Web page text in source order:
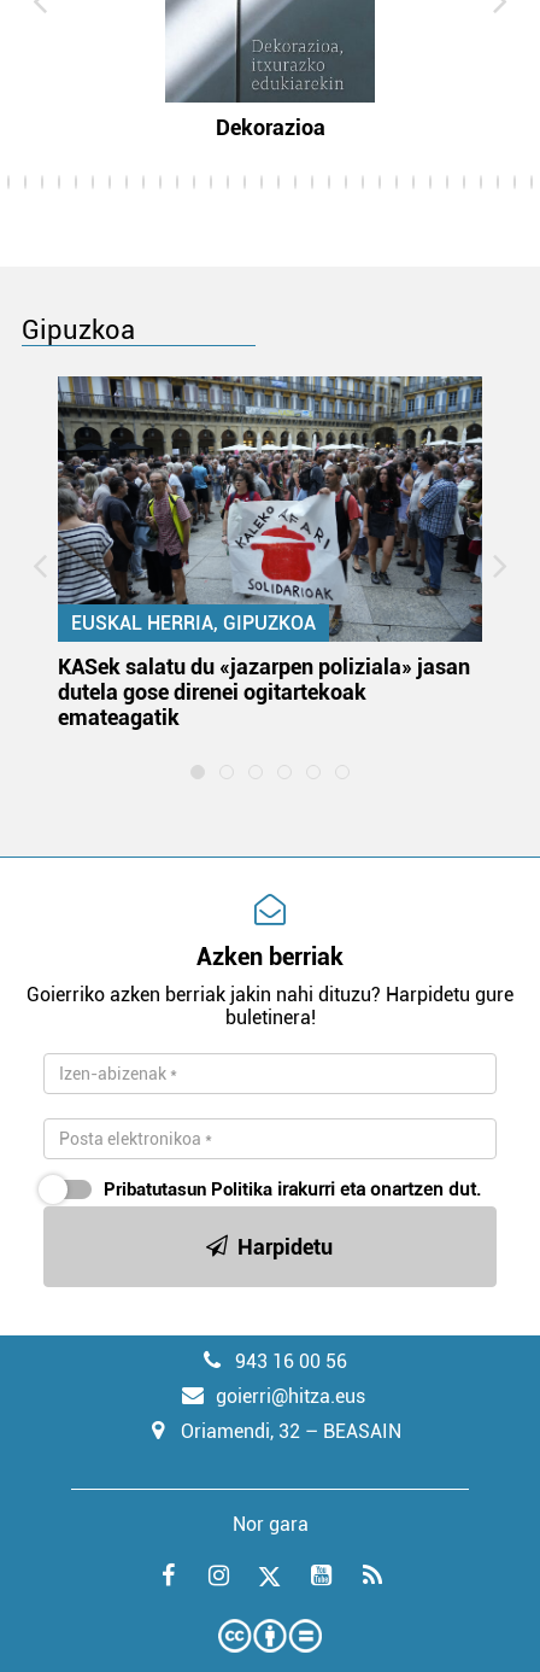
Dekorazioa
Gipuzkoa
EUSKAL HERRIA, GIPUZKOA
KASek salatu du «jazarpen poliziala» jasan
dutela gose direnei ogitartekoak
emateagatik
Azken berriak
Goierriko azken berriak jakin nahi dituzu? Harpidetu gure
buletinera!
Pribatutasun Politika irakurri eta onartzen dut.
Harpidetu
943 16 00 56
goierri@hitza.eus
Oriamendi, 32 – BEASAIN
Nor gara